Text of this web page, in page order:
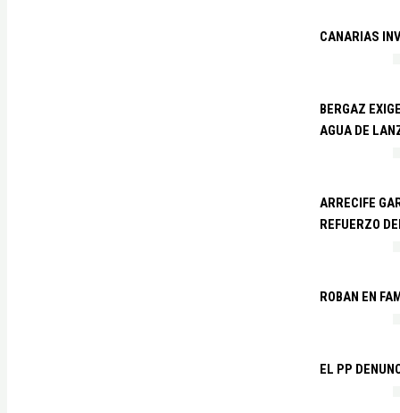
CANARIAS
BERGAZ
AGUA DE
ARRECIFE
REFUERZO
ROBAN EN
EL PP